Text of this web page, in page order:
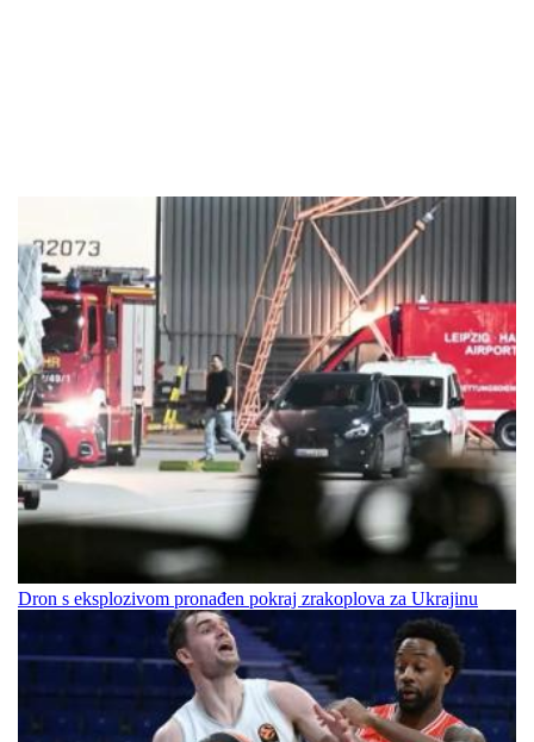
Dron s eksplozivom pronađen pokraj zrakoplova za Ukrajinu